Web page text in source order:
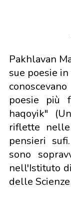
Pakhlavan
sue poesie
poesie più
haqoyik"
riflette
pensieri
sono
nell'Istituto
delle